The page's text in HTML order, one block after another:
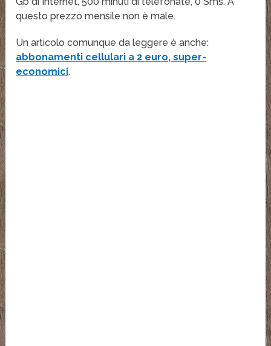
questo prezzo mensile non è male.
Un articolo comunque da leggere è anche:
abbonamenti cellulari a 2 euro, super-
economici.